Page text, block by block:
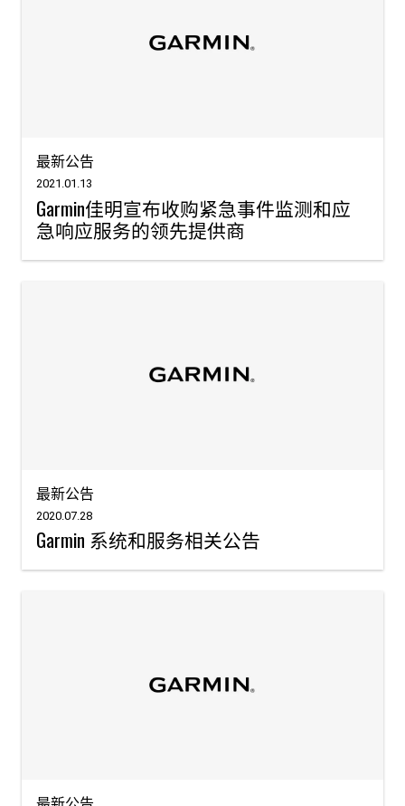
最新公告
2021.01.13
Garmin佳明宣布收购紧急事件监测和应
急响应服务的领先提供商
最新公告
2020.07.28
Garmin 系统和服务相关公告